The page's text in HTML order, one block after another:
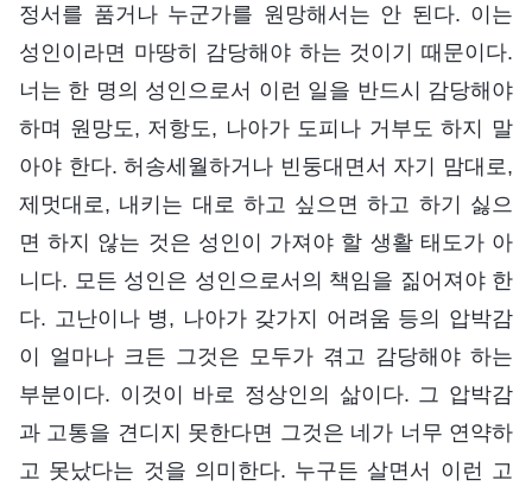
정서를 품거나 누군가를 원망해서는 안 된다. 이는
성인이라면 마땅히 감당해야 하는 것이기 때문이다.
너는 한 명의 성인으로서 이런 일을 반드시 감당해야
하며 원망도, 저항도, 나아가 도피나 거부도 하지 말
아야 한다. 허송세월하거나 빈둥대면서 자기 맘대로,
제멋대로, 내키는 대로 하고 싶으면 하고 하기 싫으
면 하지 않는 것은 성인이 가져야 할 생활 태도가 아
니다. 모든 성인은 성인으로서의 책임을 짊어져야 한
다. 고난이나 병, 나아가 갖가지 어려움 등의 압박감
이 얼마나 크든 그것은 모두가 겪고 감당해야 하는
부분이다. 이것이 바로 정상인의 삶이다. 그 압박감
과 고통을 견디지 못한다면 그것은 네가 너무 연약하
고 못났다는 것을 의미한다. 누구든 살면서 이런 고